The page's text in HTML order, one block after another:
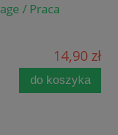
/ Praca
14,90 zł
do koszyka